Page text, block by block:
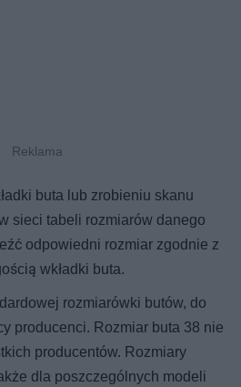
buta lub zrobieniu skanu
sieci tabeli rozmiarów danego
odpowiedni rozmiar zgodnie z
wkładki buta.
rozmiarówki butów, do
producenci. Rozmiar buta 38 nie
producentów. Rozmiary
dla poszczególnych modeli